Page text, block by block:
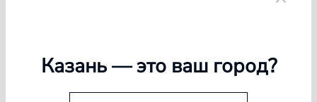
Казань— это ваш город?